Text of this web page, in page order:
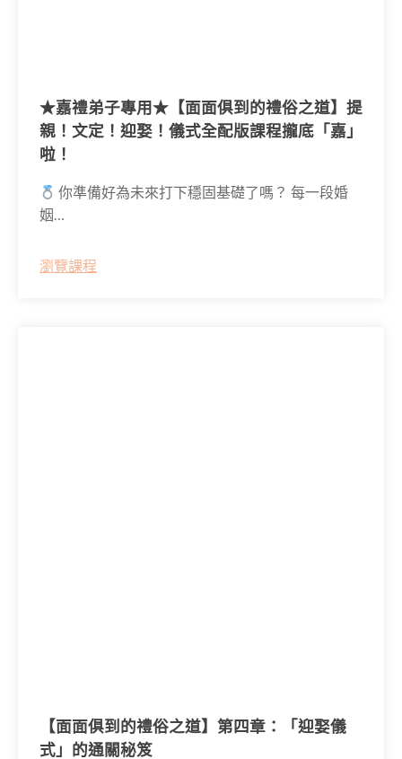
★嘉禮弟子專用★【面面俱到的禮俗之道】提
親！文定！迎娶！儀式全配版課程攏底「嘉」
啦！
你準備好為未來打下穩固基礎了嗎？ 每一段婚
姻…
瀏覽課程
【面面俱到的禮俗之道】第四章：「迎娶儀
式」的通關秘笈